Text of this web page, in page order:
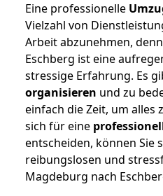
Eine professionelle
Vielzahl von
Arbeit abzunehmen,
Eschberg ist eine
stressige Erfahrung. Es
organisieren und zu
einfach die Zeit, um alles
sich für eine
entscheiden, können Sie
reibungslosen und
Magdeburg nach